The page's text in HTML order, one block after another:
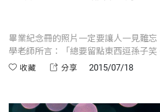
畢業紀念冊的照片一定要讓人一見難
學老師所言：「總要留點東西逗孫子笑
收藏 分享 2015/07/18